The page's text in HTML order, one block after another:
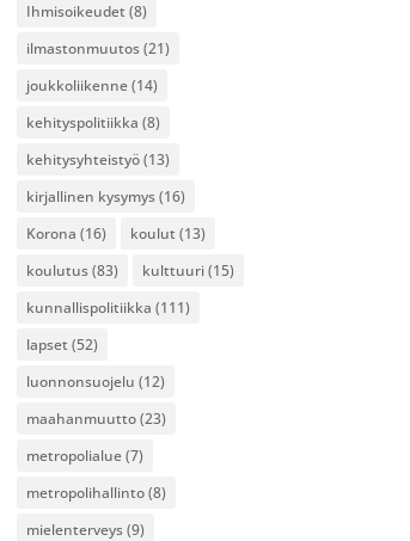
Ihmisoikeudet (8)
ilmastonmuutos(21)
joukkoliikenne(14)
kehityspolitiikka (8)
kehitysyhteistyö(13)
kirjallinen kysymys(16)
Korona (16) koulut (13)
koulutus(83) kulttuuri(15)
kunnallispolitiikka (111)
lapset (52)
luonnonsuojelu (12)
maahanmuutto(23)
metropolialue(7)
metropolihallinto(8)
mielenterveys(9)